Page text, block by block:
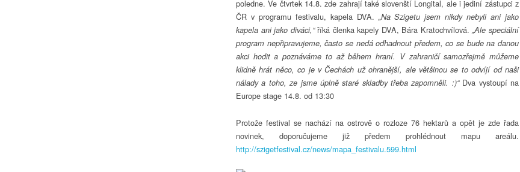
poledne. Ve čtvrtek 14.8. zde zahrají také slovenští Longital, ale i jediní zástupci z
ČR v programu festivalu, kapela DVA. „Na Szigetu jsem nikdy nebyli ani jako
kapela ani jako diváci,“říká členka kapely DVA, Bára Kratochvílová.„Ale speciální
program nepřipravujeme, často se nedá odhadnout předem, co se bude na danou
akci hodit a poznáváme to až během hraní. V zahraničí samozřejmě můžeme
klidně hrát něco, co je v Čechách už ohranější, ale většinou se to odvíjí od naši
nálady a toho, ze jsme úplně staré skladby třeba zapomněli. :)“Dva vystoupí na
Europe stage 14.8. od 13:30
Protože festival se nachází na ostrově o rozloze 76 hektarů a opět je zde řada
novinek, doporučujeme již předem prohlédnout mapu areálu.
http://szigetfestival.cz/news/mapa_festivalu.599.html